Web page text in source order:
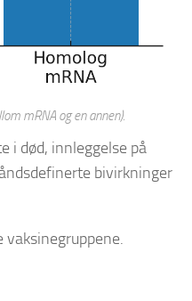
mRNA og en annen).
i død, innleggelse på
bivirkninger
vaksinegruppene.